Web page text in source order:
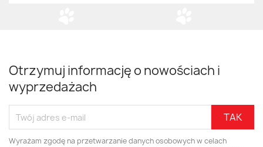
Otrzymuj informację o nowościach i
wyprzedażach
Wyrażam zgodę na przetwarzanie danych osobowych w celach